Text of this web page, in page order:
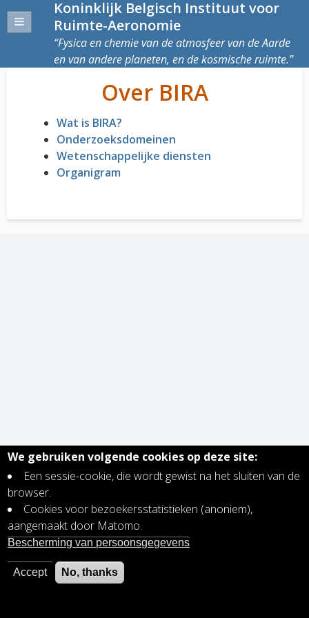
Koninklijk Belgisch Instituut voor
Ruimte-Aeronomie
Fysica en chemie van de atmosfeer van de Aarde
en van andere planeten, en de kosmische ruimte.
Over BIRA
Wat is BIRA?
Onderzoeksdomeinen
Wetenschappelijke diensten
Organigram
We gebruiken volgende cookies op deze site:
Een sessie-cookie, die wordt gewist na het sluiten van de
browser.
Cookies voor bezoekersstatistieken (anoniem),
aangemaakt door Matomo.
Bescherming van persoonsgegevens
Accept No, thanks